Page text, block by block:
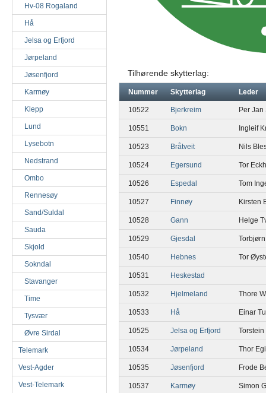
Hv-08 Rogaland
Hå
Jelsa og Erfjord
Jørpeland
Jøsenfjord
Karmøy
Klepp
Lund
Lysebotn
Nedstrand
Ombo
Rennesøy
Sand/Suldal
Sauda
Skjold
Sokndal
Stavanger
Time
Tysvær
Øvre Sirdal
Telemark
Vest-Agder
Vest-Telemark
Tilhørende skytterlag:
Nummer Skytterlag Leder
10522 Bjerkreim Per
10551 Bokn Ingleif
10523 Bråtveit Nils
10524 Egersund Tor
10526 Espedal Tom
10527 Finnøy Kirsten
10528 Gann Helge
10529 Gjesdal
10540 Hebnes Tor
10531 Heskestad
10532 Hjelmeland Thore
10533 Hå Einar
10525 Jelsa og Erfjord
10534 Jørpeland Thor
10535 Jøsenfjord Frode
10537 Karmøy Simon